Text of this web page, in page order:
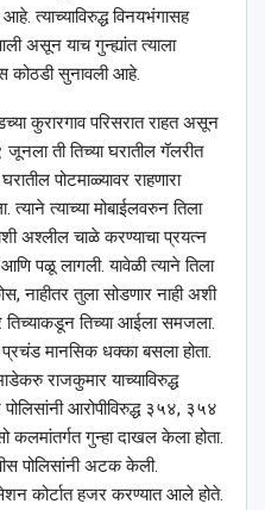
त्याच्याविरुद्ध विनयभंगासह
असून याच गुन्ह्यांत त्याला
कोठडी सुनावली आहे.
कुरारगाव परिसरात राहत असून
जूनला ती तिच्या घरातील गॅलरीत
पोटमाळ्यावर राहणारा
त्याच्या मोबाईलवरुन तिला
अश्‍लील चाळे करण्याचा प्रयत्न
पळू लागली. यावेळी त्याने तिला
नाहीतर तुला सोडणार नाही अशी
तिच्याकडून तिच्या आईला समजला.
मानसिक धक्का बसला होता.
राजकुमार याच्याविरुद्ध
आरोपीविरुद्ध ३५४, ३५४
गुन्हा दाखल केला होता.
पोलिसांनी अटक केली.
कोर्टात हजर करण्यात आले होते.